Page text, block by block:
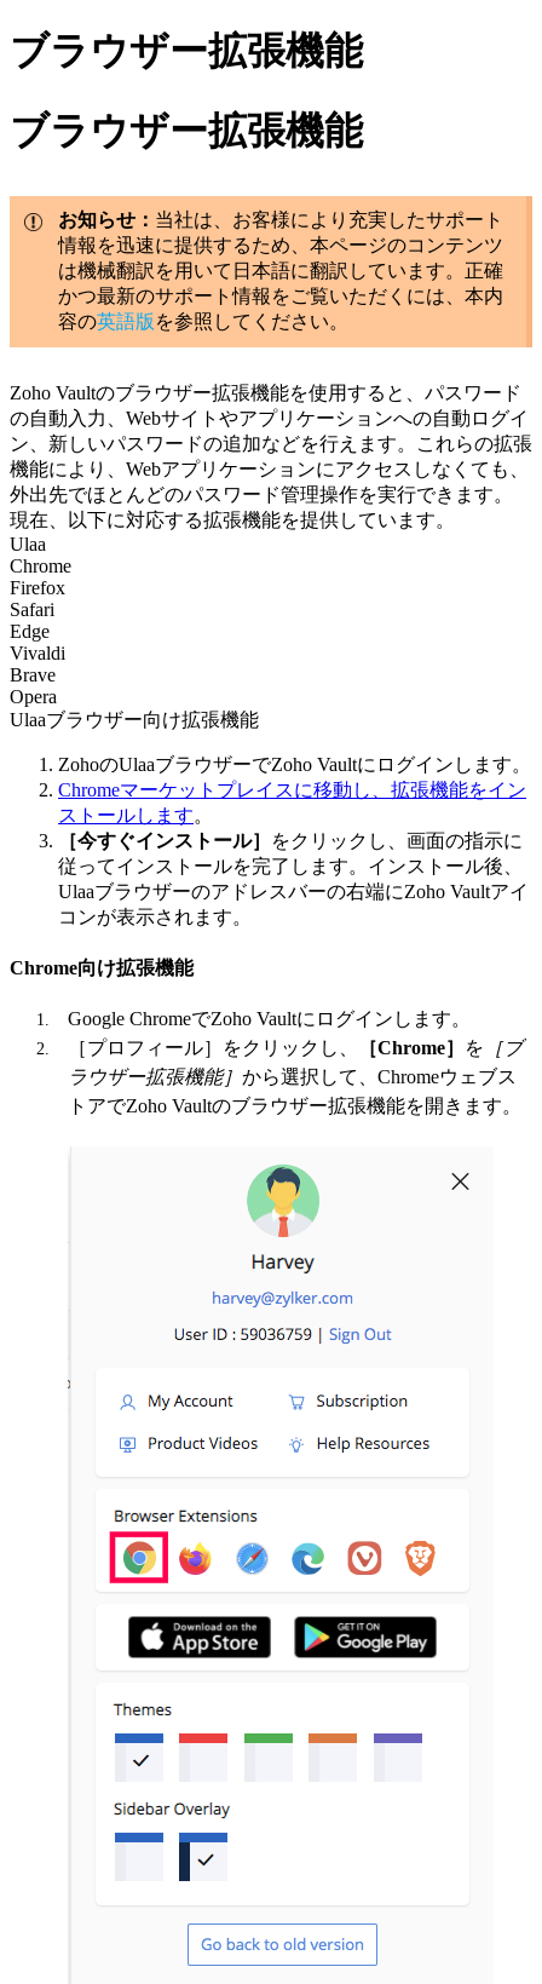
ブラウザー拡張機能
ブラウザー拡張機能
お知らせ： 当社は、お客様により充実したサポート
情報を迅速に提供するため、本ページのコンテンツ
は機械翻訳を用いて日本語に翻訳しています。正確
かつ最新のサポート情報をご覧いただくには、本内
容の英語版 を参照してください。
Zoho Vaultのブラウザー拡張機能を使用すると、パスワード
の自動入力、Webサイトやアプリケーションへの自動ログイ
ン、新しいパスワードの追加などを行えます。これらの拡張
機能により、Webアプリケーションにアクセスしなくても、
外出先でほとんどのパスワード管理操作を実行できます。
現在、以下に対応する拡張機能を提供しています。
Ulaa
Chrome
Firefox
Safari
Edge
Vivaldi
Brave
Opera
Ulaaブラウザー向け拡張機能
ZohoのUlaaブラウザーでZoho Vaultにログインします。
Chromeマーケットプレイスに移動し、拡張機能をイン
ストールします。
［今すぐインストール］
をクリックし、画面の指示に
従ってインストールを完了します。インストール後、
Ulaaブラウザーのアドレスバーの右端にZoho Vaultアイ
コンが表示されます。
Chrome向け拡張機能
Google ChromeでZoho Vaultにログインします。
［プロフィール］をクリックし、
［Chrome］ を ［ブ
ラウザー拡張機能］ から選択して、Chromeウェブス
トアでZoho Vaultのブラウザー拡張機能を開きます。